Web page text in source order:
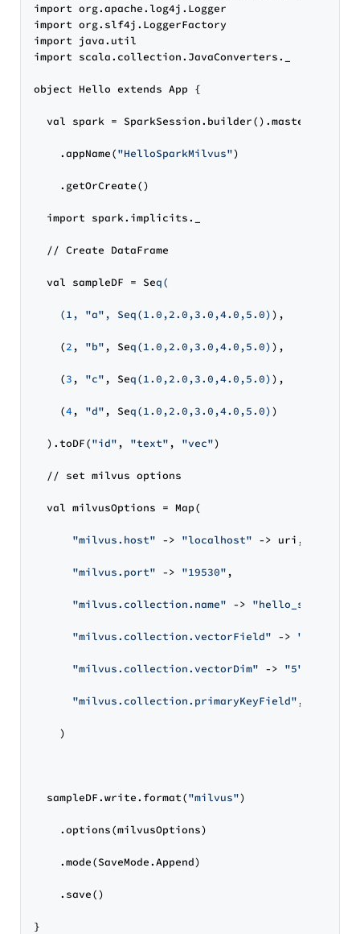
import org.apache.log4j.Logger
import org.slf4j.LoggerFactory
import java.util
import scala.collection.JavaConverters._
object Hello extends App {
  val spark = SparkSession.builder().master(
    .appName(
"HelloSparkMilvus")
    .getOrCreate()
  import spark.implicits._
  // Create DataFrame
  val sampleDF = Se
q(
    (1, "a", Seq(1.0,2.0,3.0,4.0,5.0)
),
    (
2 , "b" , Seq(1.0,2.0,3.0,4.0,5.0)),
    (
3 , "c" , Seq(1.0,2.0,3.0,4.0,5.0)),
    (
4, "d" , Seq(1.0,2.0,3.0,4.0,5.0))
  ).toDF(
"id" , "text" , "vec")
  // set milvus options
  val milvusOptions = Map(
"milvus.host" -> "localhost" -> uri,
"milvus.port" -> "19530" ,
"milvus.collection.name" ->
"milvus.collection.vectorField" -> "vec"
"milvus.collection.vectorDim" -> "5"
"milvus.collection.primaryKeyField" ,
    )
  sampleDF.write.format(
"milvus")
    .options(milvusOptions)
    .mode(SaveMode.Append)
    .save()